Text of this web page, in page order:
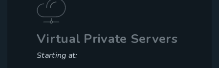
Virtual Private Servers
Starting at: